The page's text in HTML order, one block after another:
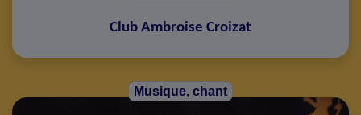
Club Ambroise Croizat
Musique, chant